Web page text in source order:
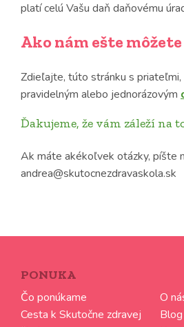
platí celú Vašu daň daňovému
Ako nám ešte
Zdieľajte, túto stránku s
pravidelným alebo jednorázovým
Ďakujeme, že vám záleží na
Ak máte akékoľvek otázky, píšte
andrea@skutocnezdravaskola.sk
PONUKA
Čo ponúkame
Cesta k Skutočne zdravej
O
Blog